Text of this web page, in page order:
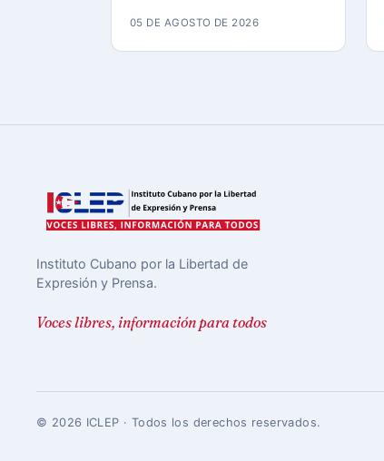
05 DE AGOSTO DE 2026
Instituto Cubano por la Libertad de
Expresión y Prensa.
Voces libres, información para todos
© 2026 ICLEP · Todos los derechos reservados.